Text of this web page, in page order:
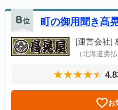
8位 町の御用聞き髙
[運営会社]
（北海道勇
お